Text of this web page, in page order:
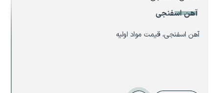
آهن اسفنجی
آهن اسفنجی، قیمت مواد اولیه